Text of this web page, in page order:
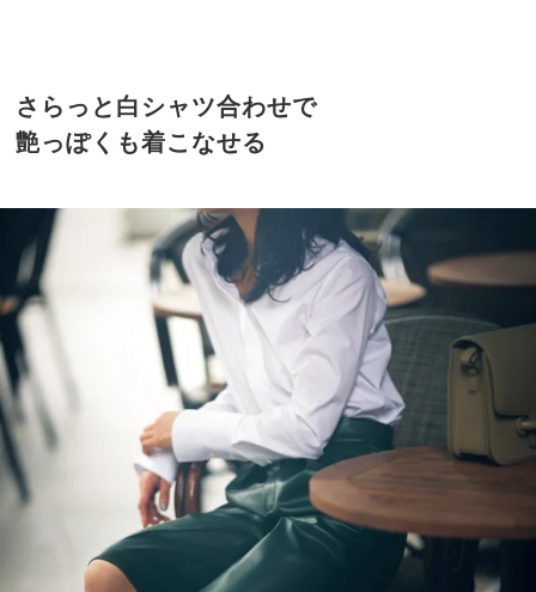
さらっと白シャツ合わせで
艶っぽくも着こなせる